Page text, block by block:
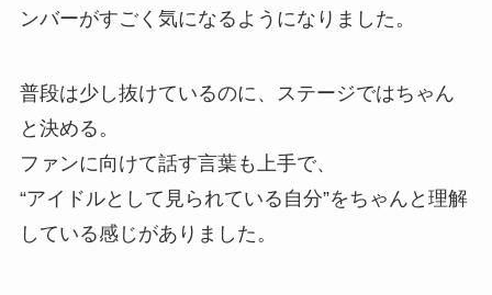
ンバーがすごく気になるようになりました。
普段は少し抜けているのに、ステージではちゃん
と決める。
ファンに向けて話す言葉も上手で、
“アイドルとして見られている自分”をちゃんと理解
している感じがありました。